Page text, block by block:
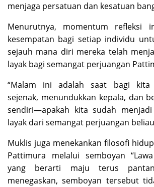
menjaga persatuan dan kesatuan
Menurutnya, momentum refleksi
kesempatan bagi setiap individu
sejauh mana diri mereka telah
layak bagi semangat perjuangan
“Malam ini adalah saat bagi
sejenak, menundukkan kepala, dan
sendiri—apakah kita sudah
layak dari semangat perjuangan
Muklis juga menekankan filosofi
Pattimura melalui semboyan
yang berarti maju terus
menegaskan, semboyan tersebut